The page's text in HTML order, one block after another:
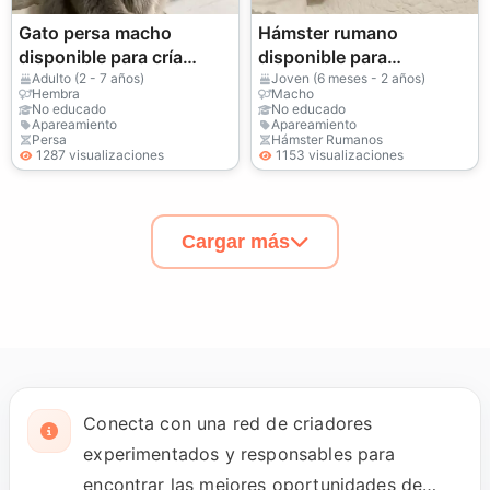
Gato persa macho
disponible para cría
responsable
Adulto (2 - 7 años)
Hembra
No educado
Apareamiento
Persa
1287 visualizaciones
Hámster rumano
disponible para
apareamiento
Joven (6 meses - 2 años)
Macho
No educado
Apareamiento
Hámster Rumanos
1153 visualizaciones
Cargar más
Conecta con una red de criadores
experimentados y responsables para
encontrar las mejores oportunidades de